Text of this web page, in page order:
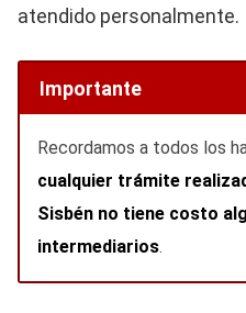
atendido personalmente.
Importante
Recordamos a todos los
cualquier trámite
Sisbén no tiene costo
intermediarios.